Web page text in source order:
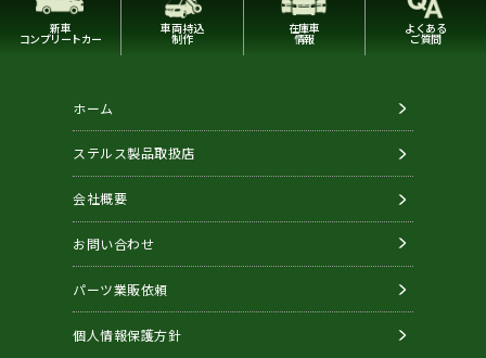
新車
コンプリートカー
車両持込
制作
在庫車
情報
よくある
ご質問
ホーム
ステルス製品取扱店
会社概要
お問い合わせ
パーツ業販依頼
個人情報保護方針